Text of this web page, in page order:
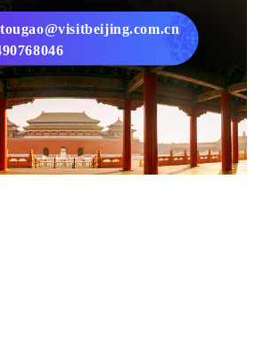
tougao@visitbeijing.com.cn